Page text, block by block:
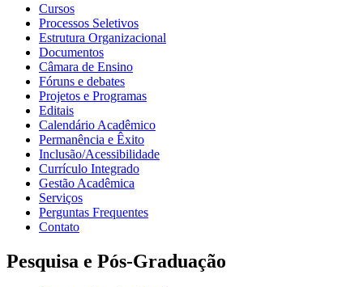
Cursos
Processos Seletivos
Estrutura Organizacional
Documentos
Câmara de Ensino
Fóruns e debates
Projetos e Programas
Editais
Calendário Acadêmico
Permanência e Êxito
Inclusão/Acessibilidade
Currículo Integrado
Gestão Acadêmica
Serviços
Perguntas Frequentes
Contato
Pesquisa e Pós-Graduação